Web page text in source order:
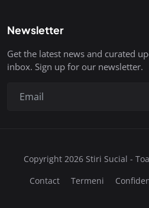
Newsletter
Get the latest news and curated
inbox. Sign up for our newsletter.
Copyright 2026 Stiri Sucial -
Contact
Termeni